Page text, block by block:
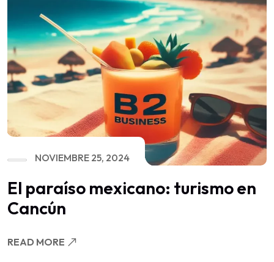
NOVIEMBRE 25, 2024
El paraíso mexicano: turismo en
Cancún
READ MORE